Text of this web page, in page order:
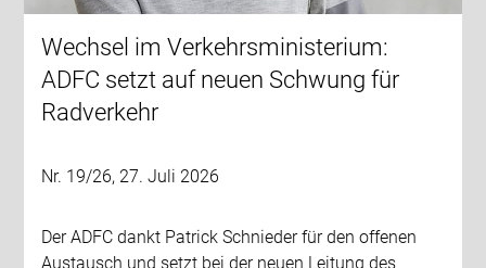
Wechsel im Verkehrsministerium:
ADFC setzt auf neuen Schwung für
Radverkehr
Nr. 19/26, 27. Juli 2026
Der ADFC dankt Patrick Schnieder für den offenen
Austausch und setzt bei der neuen Leitung des